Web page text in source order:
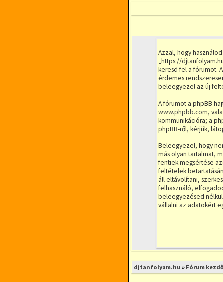
Azzal, hogy használod
„https://
keresd fel a fórumot.
érdemes
beleegyezel az új
A fórumot a phpBB
www.phpbb.com,
kommunikációra; a
phpBB-ről, kérjük,
Beleegyezel, hogy
más olyan tartalmat,
fentiek megsértése
feltételek
áll eltávolítani,
felhasználó,
beleegyezésed
vállalni az adatokért
djtanfolyam.hu » Fórum